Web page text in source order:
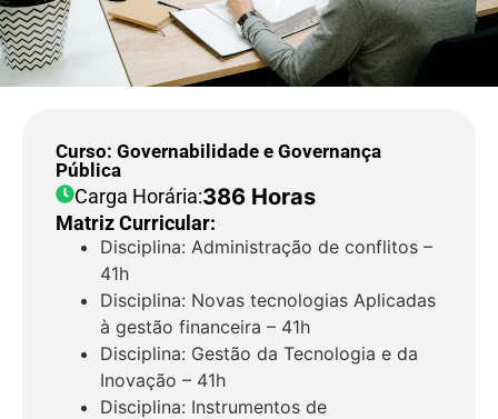
Curso: Governabilidade e Governança
Pública
Carga Horária:386 Horas
Matriz Curricular:
Disciplina: Administração de conflitos –
41h
Disciplina: Novas tecnologias Aplicadas
à gestão financeira – 41h
Disciplina: Gestão da Tecnologia e da
Inovação – 41h
Disciplina: Instrumentos de